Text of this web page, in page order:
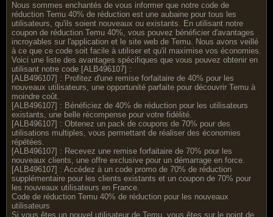
Nous sommes enchantés de vous informer que notre code de
réduction Temu 40% de réduction est une aubaine pour tous les
utilisateurs, qu'ils soient nouveaux ou existants. En utilisant notre
coupon de réduction Temu 40%, vous pouvez bénéficier d'avantages
incroyables sur l'application et le site web de Temu. Nous avons veillé
à ce que ce code soit facile à utiliser et qu'il maximise vos économies.
Voici une liste des avantages spécifiques que vous pouvez obtenir en
utilisant notre code [ALB496107] :
[ALB496107] : Profitez d'une remise forfaitaire de 40% pour les
nouveaux utilisateurs, une opportunité parfaite pour découvrir Temu à
moindre coût.
[ALB496107] : Bénéficiez de 40% de réduction pour les utilisateurs
existants, une belle récompense pour votre fidélité.
[ALB496107] : Obtenez un pack de coupons de 70% pour des
utilisations multiples, vous permettant de réaliser des économies
répétées.
[ALB496107] : Recevez une remise forfaitaire de 70% pour les
nouveaux clients, une offre exclusive pour un démarrage en force.
[ALB496107] : Accédez à un code promo de 70% de réduction
supplémentaire pour les clients existants et un coupon de 70% pour
les nouveaux utilisateurs en France.
Code de réduction Temu 40% de réduction pour les nouveaux
utilisateurs
Si vous êtes un nouvel utilisateur de Temu, vous êtes sur le point de